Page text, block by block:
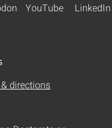
YouTube LinkedIn
directions